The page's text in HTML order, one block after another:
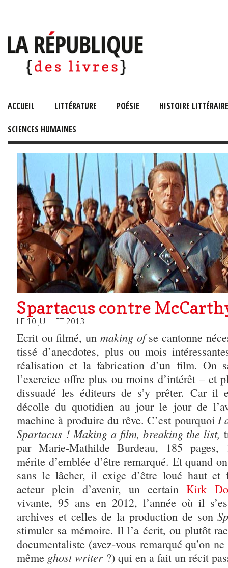
ACCUEIL LITTÉRATURE POÉSIE HISTOIRE LITTÉRAIRE
SCIENCES HUMAINES
Spartacus contre
LE 10 JUILLET 2013
Ecrit ou filmé, un making ofse cantonne
tissé d’anecdotes, plus ou mois
réalisation et la fabrication d’un film. On
l’exercice offre plus ou moins d’intérêt – et
dissuadé les éditeurs de s’y prêter. Car il
décolle du quotidien au jour le jour de
machine à produire du rêve. C’est pourquoi I
Spartacus ! Making a film, breaking the list,
par Marie-Mathilde Burdeau, 185 pages,
mérite d’emblée d’être remarqué. Et quand
sans le lâcher, il exige d’être loué haut et
acteur plein d’avenir, un certainKirk
vivante, 95 ans en 2012, l’année où il
archives et celles de la production de son
stimuler sa mémoire. Il l’a écrit, ou plutôt
documentaliste (avez-vous remarqué qu’on
même ghost writer ?) qui en a fait un récit